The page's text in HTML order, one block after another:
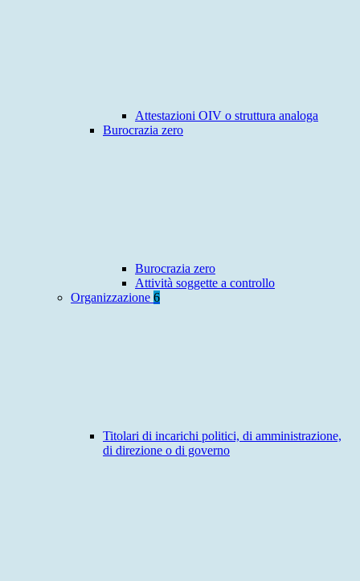
Attestazioni OIV o struttura analoga
Burocrazia zero
Burocrazia zero
Attività soggette a controllo
Organizzazione 6
Titolari di incarichi politici, di amministrazione,
di direzione o di governo